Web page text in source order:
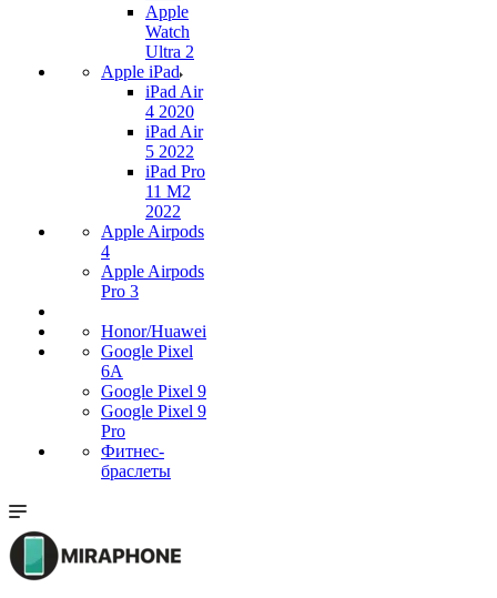
Apple
Watch
Ultra 2
Apple iPad
iPad Air
4 2020
iPad Air
5 2022
iPad Pro
11 M2
2022
Apple Airpods
4
Apple Airpods
Pro 3
Honor/Huawei
Google Pixel
6A
Google Pixel 9
Google Pixel 9
Pro
Фитнес-
браслеты